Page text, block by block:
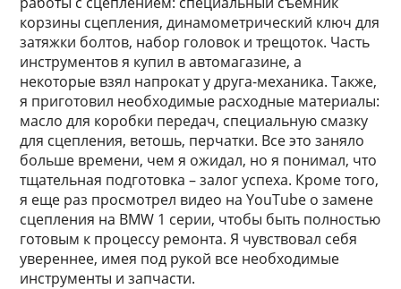
корзины сцепления, динамометрический ключ для
затяжки болтов, набор головок и трещоток. Часть
инструментов я купил в автомагазине, а
некоторые взял напрокат у друга-механика. Также,
я приготовил необходимые расходные материалы:
масло для коробки передач, специальную смазку
для сцепления, ветошь, перчатки. Все это заняло
больше времени, чем я ожидал, но я понимал, что
тщательная подготовка – залог успеха. Кроме того,
я еще раз просмотрел видео на YouTube о замене
сцепления на BMW 1 серии, чтобы быть полностью
готовым к процессу ремонта. Я чувствовал себя
увереннее, имея под рукой все необходимые
инструменты и запчасти.